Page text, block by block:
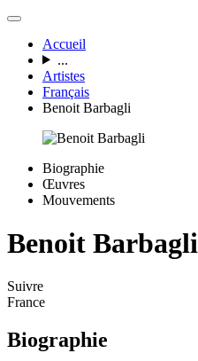
Accueil
...
Artistes
Français
Benoit Barbagli
Biographie
Œuvres
Mouvements
Benoit Barbagli
Suivre
France
Biographie